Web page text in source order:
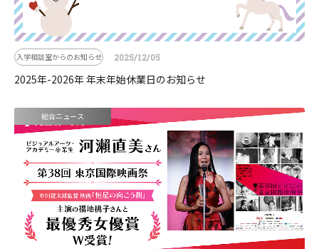
入学相談室からのお知らせ 2025/12/05
2025年-2026年 年末年始休業日のお知らせ
総合ニュース